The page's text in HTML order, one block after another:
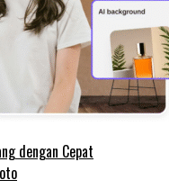
dengan Cepat